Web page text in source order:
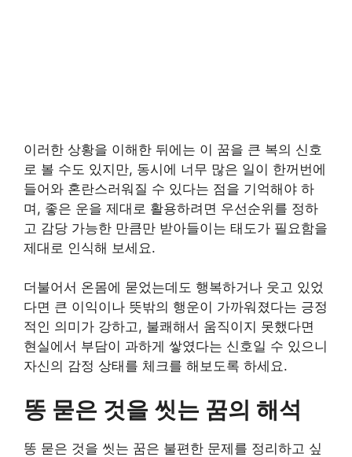
이러한 상황을 이해한 뒤에는 이 꿈을 큰 복의 신호
로 볼 수도 있지만, 동시에 너무 많은 일이 한꺼번에
들어와 혼란스러워질 수 있다는 점을 기억해야 하
며, 좋은 운을 제대로 활용하려면 우선순위를 정하
고 감당 가능한 만큼만 받아들이는 태도가 필요함을
제대로 인식해 보세요.
더불어서 온몸에 묻었는데도 행복하거나 웃고 있었
다면 큰 이익이나 뜻밖의 행운이 가까워졌다는 긍정
적인 의미가 강하고, 불쾌해서 움직이지 못했다면
현실에서 부담이 과하게 쌓였다는 신호일 수 있으니
자신의 감정 상태를 체크를 해보도록 하세요.
똥 묻은 것을 씻는 꿈의 해석
똥 묻은 것을 씻는 꿈은 불편한 문제를 정리하고 싶